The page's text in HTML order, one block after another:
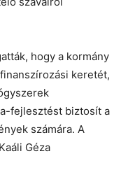
hogy a kormány
keretét,
fejlesztést biztosít a
számára. A
Géza